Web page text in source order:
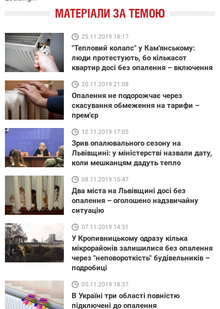
МАТЕРІАЛИ ЗА ТЕМОЮ
25.11.2019 18:17
"Тепловий колапс" у Кам'янському:
люди протестують, бо кількасот
квартир досі без опалення – включення
20.11.2019 21:08
Опалення не подорожчає через
скасування обмеження на тарифи –
прем'єр
12.11.2019 17:05
Зрив опалювального сезону на
Львівщині: у міністерстві назвали дату,
коли мешканцям дадуть тепло
08.11.2019 15:47
Два міста на Львівщині досі без
опалення – оголошено надзвичайну
ситуацію
07.11.2019 14:31
У Кропивницькому одразу кілька
мікрорайонів залишилися без опалення
через "неповороткість" будівельників –
подробиці
05.11.2019 18:37
В Україні три області повністю
підключені до опалення